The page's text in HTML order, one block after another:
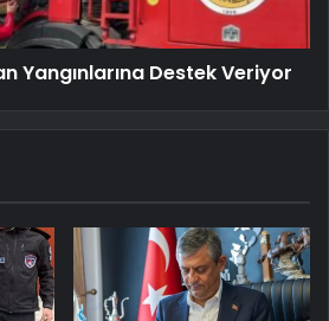
Yangınlarına Destek Veriyor